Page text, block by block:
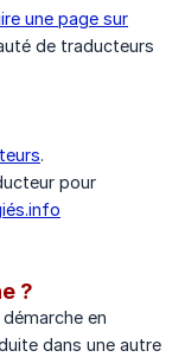
une page sur
de traducteurs
.
pour
?
en
dans une autre